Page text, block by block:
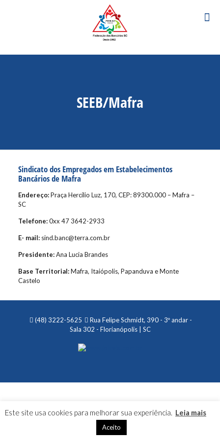
SEEB/Mafra
Sindicato dos Empregados em Estabelecimentos
Bancários de Mafra
Endereço:Praça Hercílio Luz, 170, CEP: 89300.000 – Mafra –
SC
Telefone:0xx 47 3642-2933
E- mail:sind.banc@terra.com.br
Presidente:Ana Lucia Brandes
Base Territorial:Mafra, Itaiópolis, Papanduva e Monte
Castelo
(48) 3222-5625
Rua Felipe Schmidt, 390 - 3º andar -
Sala 302 - Florianópolis | SC
Este site usa cookies para melhorar sua experiência. Leia mais
Aceito